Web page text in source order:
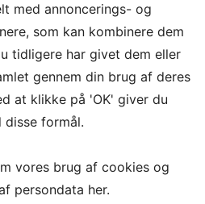
afgangsrør
af effekttransistorerne
med annoncerings- og
som kan kombinere dem
tidligere har givet dem eller
gennem din brug af deres
at klikke på 'OK' giver du
disse formål.
vores brug af cookies og
persondata her.